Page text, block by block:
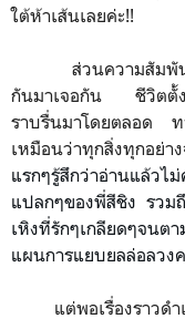
ใต้ห้าเส้นเลยค่ะ!!
ส่วนความสัมพันธ์ข
กันมาเจอกัน ชีวิตตั้งแ
ราบรื่นมาโดยตลอด ท
เหมือนว่าทุกสิ่งทุกอย่
แรกๆรู้สึกว่าอ่านแล้
แปลกๆของพี่สีชิง รวม
เหิงที่รักๆเกลียดๆจน
แผนการแยบยลล่อลวง
แต่พอเรื่องราวดำ